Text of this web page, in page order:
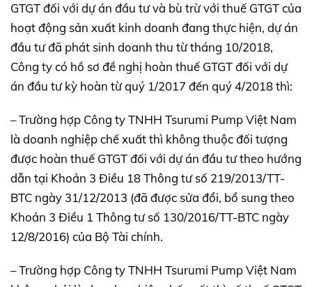
GTGT đối với dự án đầu tư và bù trừ với thuế GTGT của
hoạt động sản xuất kinh doanh đang thực hiện, dự án
đầu tư đã phát sinh doanh thu từ tháng 10/2018,
Công ty có hồ sơ đề nghị hoàn thuế GTGT đối với dự
án đầu tư kỳ hoàn từ quý 1/2017 đến quý 4/2018 thì:
– Trường hợp Công ty TNHH Tsurumi Pump Việt Nam
là doanh nghiệp chế xuất thì không thuộc đối tượng
được hoàn thuế GTGT đối với dự án đầu tư theo hướng
dẫn tại Khoản 3 Điều 18 Thông tư số 219/2013/TT-
BTC ngày 31/12/2013 (đã được sửa đổi, bổ sung theo
Khoản 3 Điều 1 Thông tư số 130/2016/TT-BTC ngày
12/8/2016) của Bộ Tài chính.
– Trường hợp Công ty TNHH Tsurumi Pump Việt Nam